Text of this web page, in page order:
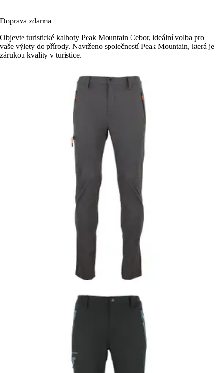
Doprava zdarma
Objevte turistické kalhoty Peak Mountain Cebor, ideální volba pro
vaše výlety do přírody. Navrženo společností Peak Mountain, která je
zárukou kvality v turistice.